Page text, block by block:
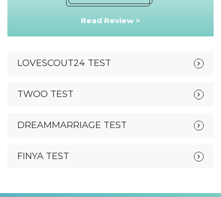
Read Review >
LOVESCOUT24 TEST
TWOO TEST
DREAMMARRIAGE TEST
FINYA TEST